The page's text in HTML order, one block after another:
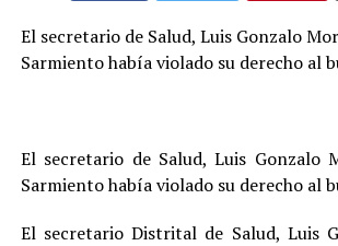
El secretario de Salud, Luis Gonzalo
Sarmiento había violado su derecho al
El secretario de Salud, Luis Gonzalo
Sarmiento había violado su derecho al
El secretario Distrital de Salud, Luis